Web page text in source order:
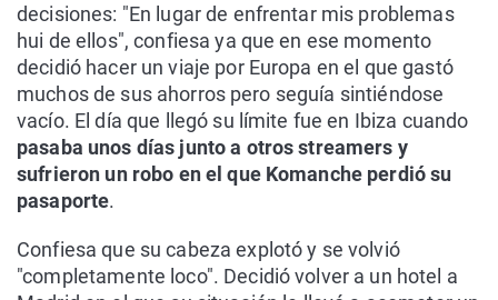
decisiones: "En lugar de enfrentar mis problemas
hui de ellos", confiesa ya que en ese momento
decidió hacer un viaje por Europa en el que gastó
muchos de sus ahorros pero seguía sintiéndose
vacío. El día que llegó su límite fue en Ibiza cuando
pasaba unos días junto a otros streamers y
sufrieron un robo en el que Komanche perdió su
pasaporte.
Confiesa que su cabeza explotó y se volvió
"completamente loco". Decidió volver a un hotel a